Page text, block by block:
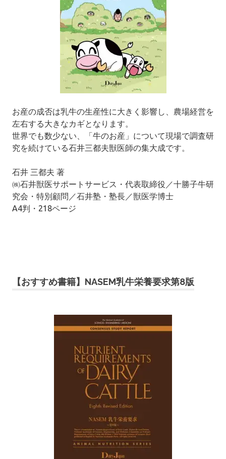
お産の成否は乳牛の生産性に大きく影響し、農場経営を
左右する大きなカギとなります。
世界でも数少ない、「牛のお産」について現場で調査研
究を続けている石井三都夫獣医師の集大成です。
石井 三都夫 著
㈱石井獣医サポートサービス・代表取締役／十勝子牛研
究会・特別顧問／石井塾・塾長／獣医学博士
A4判・218ページ
【おすすめ書籍】NASEM乳牛栄養要求第8版